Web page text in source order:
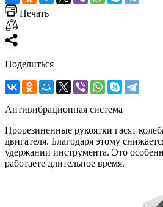
Печать
Поделиться
Антивибрационная система
Прорезиненные рукоятки гасят
двигателя. Благодаря этому
удержании инструмента. Это
работаете длительное время.